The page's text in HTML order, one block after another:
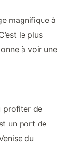
magnifique à
le plus
à voir une
profiter de
un port de
du